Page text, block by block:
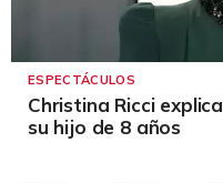
ESPECTÁCULOS
Christina Ricci
su hijo de 8 años